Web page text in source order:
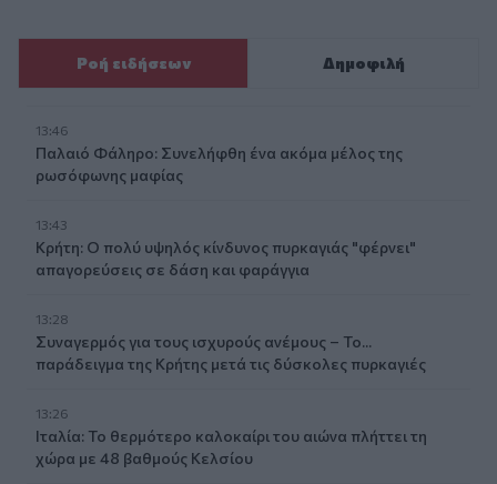
Ροή ειδήσεων Δημοφιλή
13:46
Παλαιό Φάληρο: Συνελήφθη ένα ακόμα μέλος της
ρωσόφωνης μαφίας
13:43
Κρήτη: Ο πολύ υψηλός κίνδυνος πυρκαγιάς "φέρνει"
απαγορεύσεις σε δάση και φαράγγια
13:28
Συναγερμός για τους ισχυρούς ανέμους – Το...
παράδειγμα της Κρήτης μετά τις δύσκολες πυρκαγιές
13:26
Ιταλία: Το θερμότερο καλοκαίρι του αιώνα πλήττει τη
χώρα με 48 βαθμούς Κελσίου